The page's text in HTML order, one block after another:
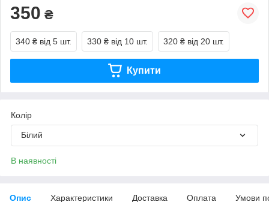
350 ₴
340 ₴ від 5 шт. 330 ₴ від 10 шт. 320 ₴ від 20 шт.
Купити
Колір
Білий
В наявності
Опис Характеристики Доставка Оплата Умови